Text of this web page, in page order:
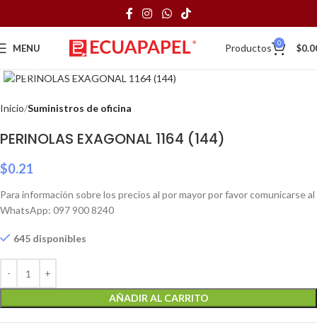
MENU Productos 0 $
Click to enlarge
Inicio Suministros de oficina
PERINOLAS EXAGONAL 1164 (144)
$0.21
Para información sobre los precios al por mayor por favor comunicarse al
WhatsApp: 097 900 8240
645 disponibles
AÑADIR AL CARRITO